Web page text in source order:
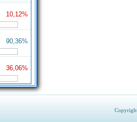
10,12%
90,36%
36,06%